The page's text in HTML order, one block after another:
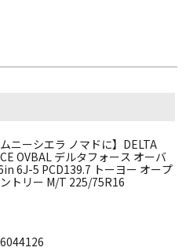
ムニーシエラ ノマドに】DELTA
OVBAL デルタフォース オーバ
6J-5 PCD139.7 トーヨー オープ
トリー M/T 225/75R16